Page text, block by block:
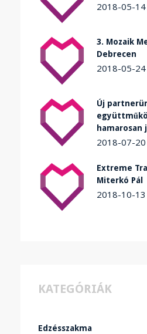
2018-05-14
3. Mozaik
Debrecen
2018-05-
Új
hamarosan
2018-07-20
Extreme
Miterkó Pál
2018-10-13
KATEGÓRIÁK
Edzésszakma